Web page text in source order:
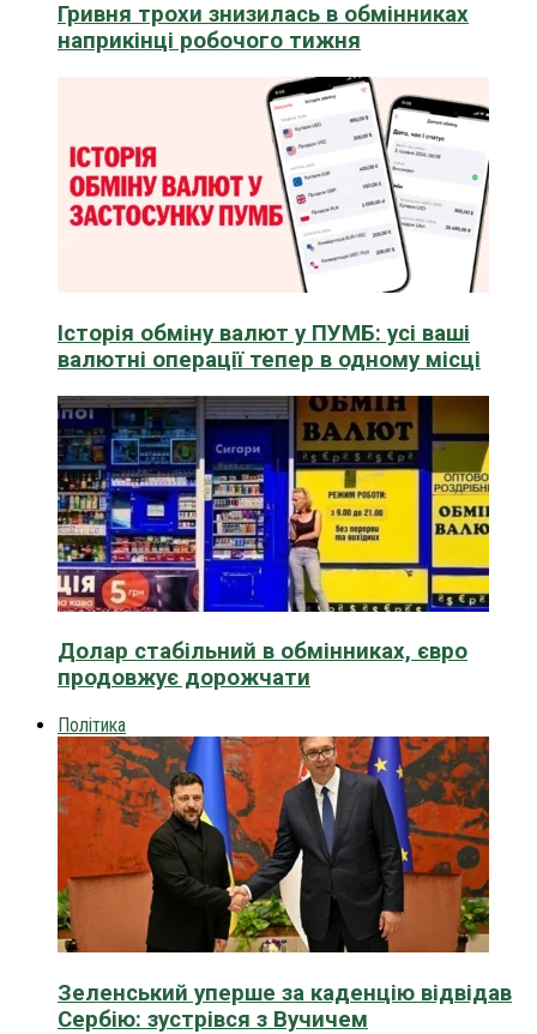
Гривня трохи знизилась в обмінниках
наприкінці робочого тижня
Історія обміну валют у ПУМБ: усі ваші
валютні операції тепер в одному місці
Долар стабільний в обмінниках, євро
продовжує дорожчати
Політика
Зеленський уперше за каденцію відвідав
Сербію: зустрівся з Вучичем